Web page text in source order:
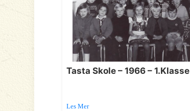
Tasta Skole – 1966 – 1.Klasse
Les Mer